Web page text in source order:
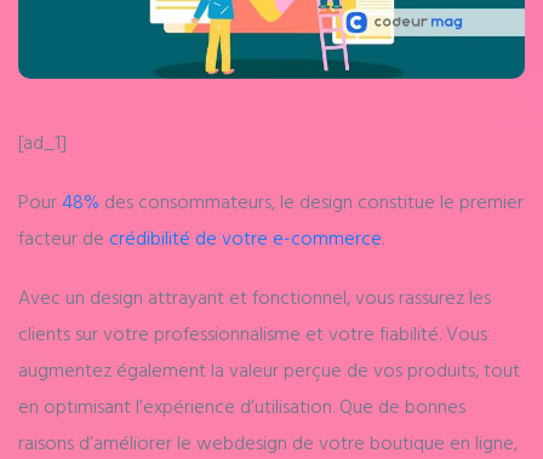
[ad_1]
Pour48% des consommateurs, le design constitue le premier
facteur de crédibilité de votre e-commerce.
Avec un design attrayant et fonctionnel, vous rassurez les
clients sur votre professionnalisme et votre fiabilité. Vous
augmentez également la valeur perçue de vos produits, tout
en optimisant l’expérience d’utilisation. Que de bonnes
raisons d’améliorer le webdesign de votre boutique en ligne,